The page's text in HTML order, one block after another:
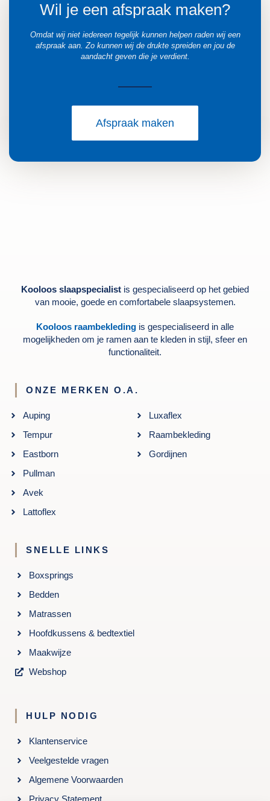
Wil je een afspraak maken?
Omdat wij niet iedereen tegelijk kunnen helpen raden wij een
afspraak aan. Zo kunnen wij de drukte spreiden en jou de
aandacht geven die je verdient.
Afspraak maken
Kooloos slaapspecialist is gespecialiseerd op het gebied
van mooie, goede en comfortabele slaapsystemen.
Kooloos raambekleding is gespecialiseerd in alle
mogelijkheden om je ramen aan te kleden in stijl, sfeer en
functionaliteit.
ONZE MERKEN O.A.
Auping
Tempur
Eastborn
Pullman
Avek
Lattoflex
Luxaflex
Raambekleding
Gordijnen
SNELLE LINKS
Boxsprings
Bedden
Matrassen
Hoofdkussens & bedtextiel
Maakwijze
Webshop
HULP NODIG
Klantenservice
Veelgestelde vragen
Algemene Voorwaarden